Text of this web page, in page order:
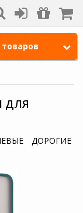
ДЛЯ
ДОРОГИЕ